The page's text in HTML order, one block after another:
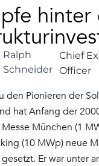
hinter
Ralph
Schneider
Chief
Officer
den Pionieren der
hat Anfang der
München (1
(10 MWp) neue
Er war unter